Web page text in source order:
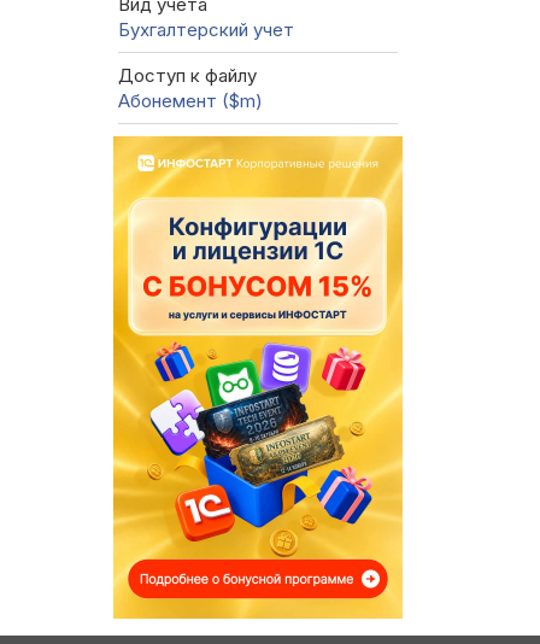
Бухгалтерский учет
Доступ к файлу
Абонемент ($m)